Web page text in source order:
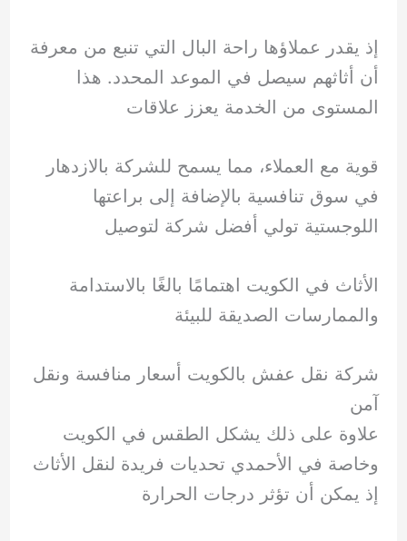
إذ يقدر عملاؤها راحة البال التي تنبع من معرفة
أن أثاثهم سيصل في الموعد المحدد. هذا
المستوى من الخدمة يعزز علاقات
قوية مع العملاء، مما يسمح للشركة بالازدهار
في سوق تنافسية بالإضافة إلى براعتها
اللوجستية تولي أفضل شركة لتوصيل
الأثاث في الكويت اهتمامًا بالغًا بالاستدامة
والممارسات الصديقة للبيئة
شركة نقل عفش بالكويت أسعار منافسة ونقل
آمن
علاوة على ذلك يشكل الطقس في الكويت
وخاصة في الأحمدي تحديات فريدة لنقل الأثاث
إذ يمكن أن تؤثر درجات الحرارة